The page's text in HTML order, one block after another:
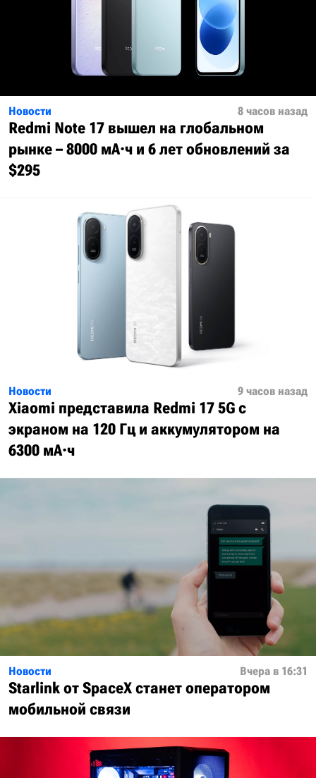
Новости 8 часов назад
Redmi Note 17 вышел на глобальном
рынке – 8000 мА·ч и 6 лет обновлений за
$295
Новости 9 часов назад
Xiaomi представила Redmi 17 5G с
экраном на 120 Гц и аккумулятором на
6300 мА·ч
Новости Вчера в 16:31
Starlink от SpaceX станет оператором
мобильной связи